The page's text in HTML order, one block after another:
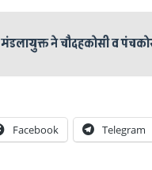
मंडलायुक्त ने चौदहकोसी व
Facebook Telegram